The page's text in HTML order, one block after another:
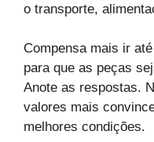
o transporte,
Compensa mais ir
para que as peças
Anote as respostas.
valores mais
melhores condições.